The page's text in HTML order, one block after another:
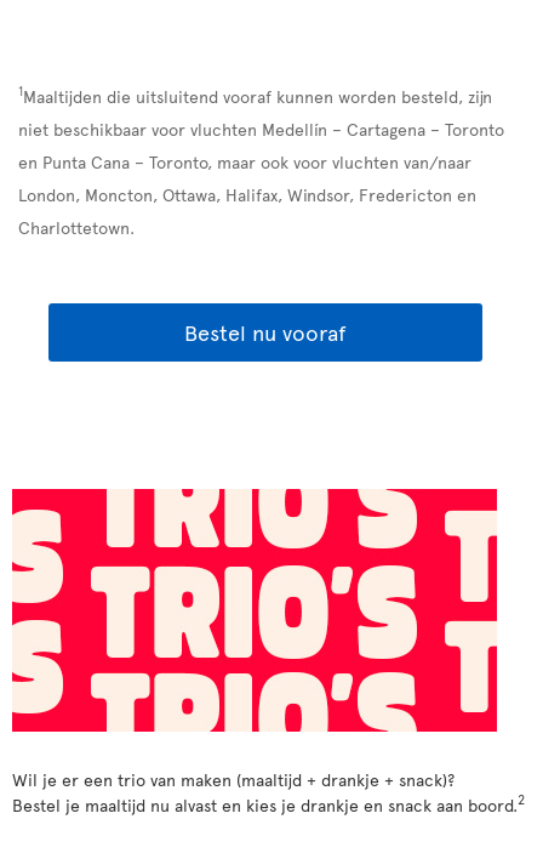
1Maaltijden die uitsluitend vooraf kunnen worden besteld, zijn
niet beschikbaar voor vluchten Medellín – Cartagena – Toronto
en Punta Cana – Toronto, maar ook voor vluchten van/naar
London, Moncton, Ottawa, Halifax, Windsor, Fredericton en
Charlottetown.
Bestel nu vooraf
Wil je er een trio van maken (maaltijd + drankje + snack)?
Bestel je maaltijd nu alvast en kies je drankje en snack aan boord.2